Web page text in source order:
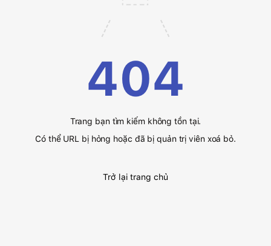
404
Trang bạn tìm kiếm không tồn tại.
Có thể URL bị hỏng hoặc đã bị quản trị viên xoá bỏ.
Trở lại trang chủ